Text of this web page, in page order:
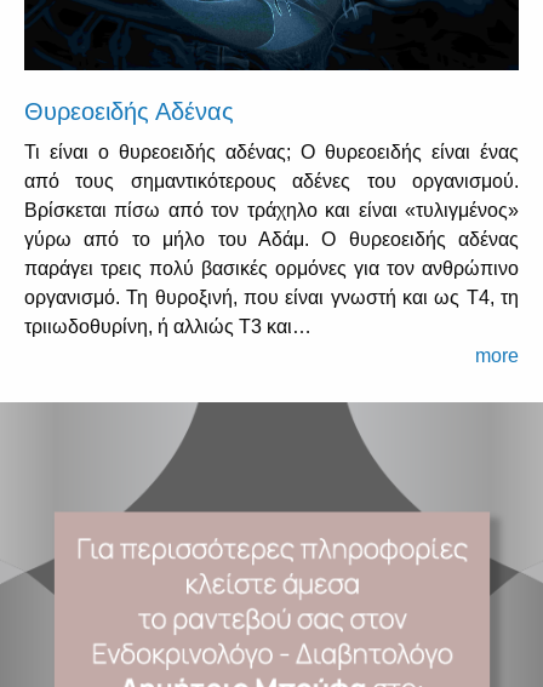
Θυρεοειδής Αδένας
Τι είναι ο θυρεοειδής αδένας; Ο θυρεοειδής είναι ένας
από τους σημαντικότερους αδένες του οργανισμού.
Βρίσκεται πίσω από τον τράχηλο και είναι «τυλιγμένος»
γύρω από το μήλο του Αδάμ. Ο θυρεοειδής αδένας
παράγει τρεις πολύ βασικές ορμόνες για τον ανθρώπινο
οργανισμό. Τη θυροξινή, που είναι γνωστή και ως Τ4, τη
τριιωδοθυρίνη, ή αλλιώς Τ3 και…
more